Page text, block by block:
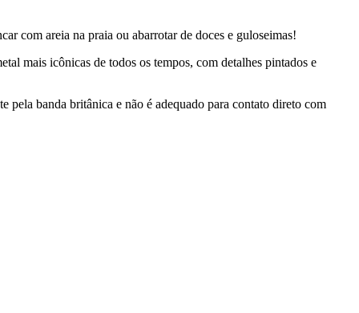
com areia na praia ou abarrotar de doces e guloseimas!
mais icônicas de todos os tempos, com detalhes pintados e
banda britânica e não é adequado para contato direto com